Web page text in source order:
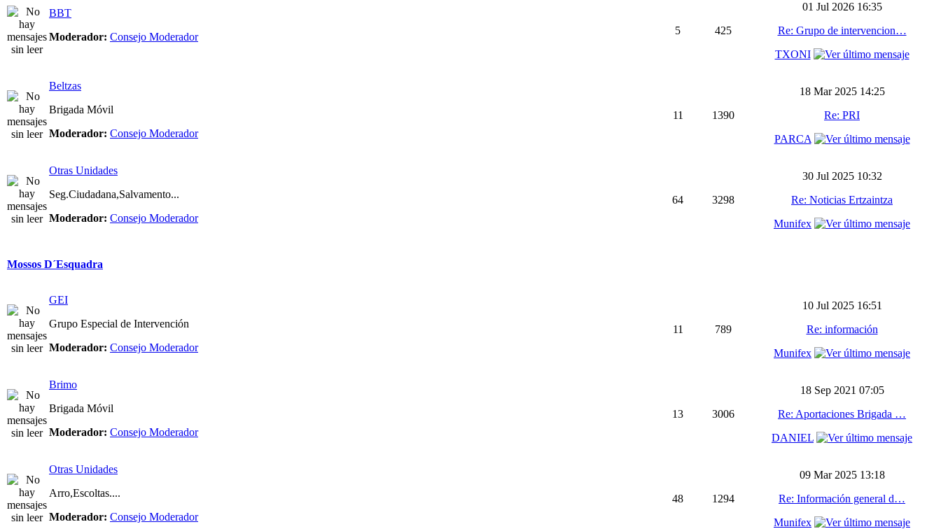
BBT
Moderador: Consejo Moderador
5 425
01 Jul 2026 16:35
Re: Grupo de intervencion…
TXONI
Beltzas
Brigada Móvil
Moderador: Consejo Moderador
11 1390
18 Mar 2025 14:25
Re: PRI
PARCA
Otras Unidades
Seg.Ciudadana,Salvamento...
Moderador: Consejo Moderador
64 3298
30 Jul 2025 10:32
Re: Noticias Ertzaintza
Munifex
Mossos D´Esquadra
GEI
Grupo Especial de Intervención
Moderador: Consejo Moderador
11 789
10 Jul 2025 16:51
Re: información
Munifex
Brimo
Brigada Móvil
Moderador: Consejo Moderador
13 3006
18 Sep 2021 07:05
Re: Aportaciones Brigada …
DANIEL
Otras Unidades
Arro,Escoltas....
Moderador: Consejo Moderador
48 1294
09 Mar 2025 13:18
Re: Información general d…
Munifex